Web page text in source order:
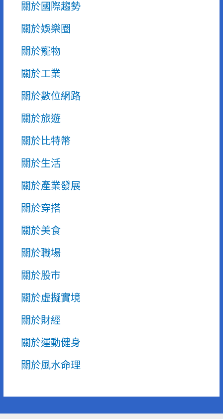
關於國際趨勢
關於娛樂圈
關於寵物
關於工業
關於數位網路
關於旅遊
關於比特幣
關於生活
關於產業發展
關於穿搭
關於美食
關於職場
關於股市
關於虛擬實境
關於財經
關於運動健身
關於風水命理